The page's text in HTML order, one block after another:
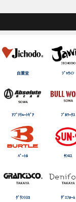
自重堂 ｼﾞｬｳｨﾝ
ｱﾌﾞｿﾘｭｰﾄｷﾞｱ ﾌﾞﾙﾜｰｸｽ
ﾊﾞｰﾄﾙ ｻﾝｴｽ
ｸﾞﾗﾝｼｽｺ ﾃﾞﾆﾌｫｰﾑ